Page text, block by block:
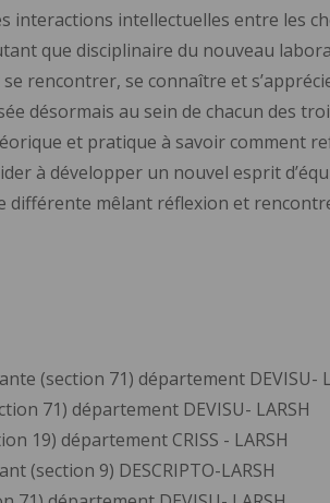
interactions intellectuelles entre les
que disciplinaire du nouveau
rencontrer, se connaître et
désormais au sein de chacun des
et pratique à savoir comment
à développer un nouvel esprit
différente mêlant réflexion et
(section 71) département DEVISU-
71) département DEVISU- LARSH
19) département CRISS - LARSH
(section 9) DESCRIPTO-LARSH